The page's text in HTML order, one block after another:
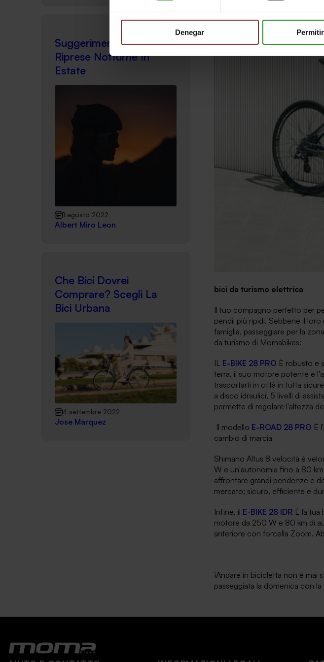
Denegar
Suggerimenti Per Le
Riprese Notturne In
Estate
1 agosto 2022
Albert Miro Leon
Che Bici Dovrei
Comprare? Scegli La
Bici Urbana
4 settembre 2022
Jose Marquez
bici da turismo elettrica
Il tuo compagno perfetto per
pendii più ripidi. Sebbene il
famiglia, passeggiare per la
da turismo di Momabikes:
IL E-BIKE 28 PRO È robusto e
terra, il suo motore potente e
trasportarti in città in tutta
a disco idraulici, 5 livelli di
permette di regolare l'altezza
Il modello E-ROAD 28 PRO È
cambio di marcia
Shimano Altus 8 velocità è
W e un'autonomia fino a 80
affrontare grandi pendenze e
mercato; sicuro, efficiente e
Infine, il E-BIKE 28 IDR È la
motore da 250 W e 80 km di
anteriore con forcella Zoom.
¡Andare in bicicletta non è mai
passeggiata la domenica con